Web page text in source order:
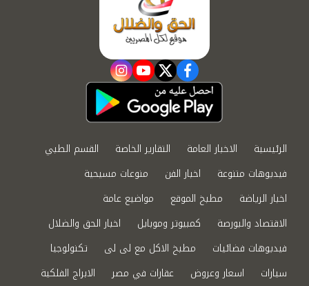
facebook
twitter
youtube
instagram
الرئيسية الاخبار العامة التقارير الخاصة
القسم الطبي
فيديوهات متنوعة
اخبار الفن
منوعات مسيحية
اخبار الرياضة
مطبخ الموقع
مواضيع عامة
الاقتصاد والبورصة
كمبيوتر وموبايل
اخبار الحق والضلال
فيديوهات فضائيات
مطبخ الاكل مع لى لى
تكنولوجيا
سيارات
اسعار وعروض عقارات في مصر الابراج الفلكية